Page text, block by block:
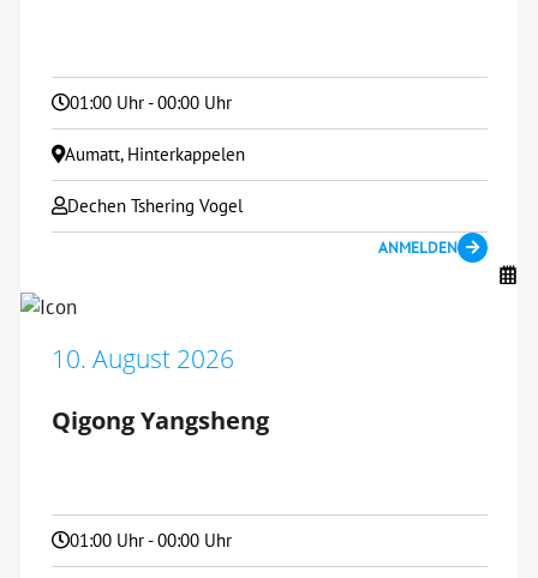
01:00 Uhr - 00:00 Uhr
Aumatt, Hinterkappelen
Dechen Tshering Vogel
ANMELDEN
10. August 2026
Qigong Yangsheng
01:00 Uhr - 00:00 Uhr